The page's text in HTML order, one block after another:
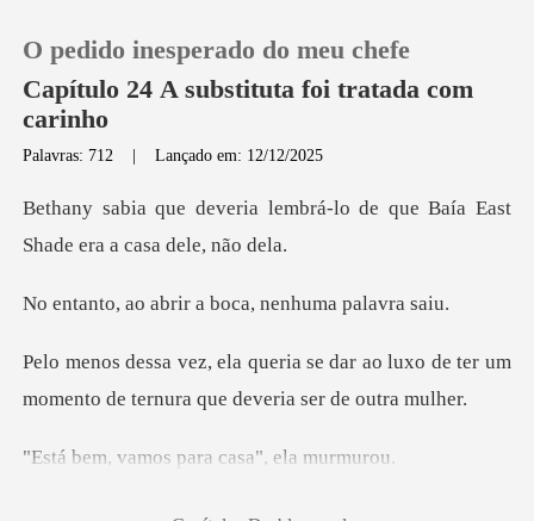
Loja
Histórico
Baixar App
O pedido inesperado do meu chefe
Capítulo 24 A substituta foi tratada com
carinho
Palavras: 712 |Lançado em: 12/12/2025
mbrá-lo de que Baía East
Sha
rir a boca, nenhu
dar ao luxo de ter um
momento de ter
os para casa",
exausto, Jonath